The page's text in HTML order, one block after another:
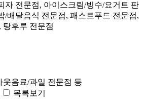
자 전문점, 아이스크림/빙수/요거트 판
/배달음식 전문점, 패스트푸드 전문점,
탕후루 전문점
음료/과일 전문점 등
목록보기